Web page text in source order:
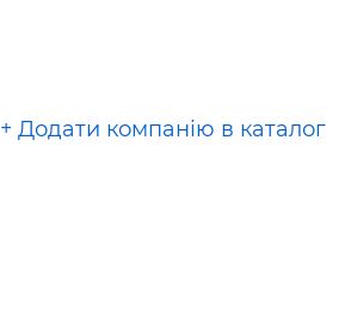
+ Додати компанію в каталог